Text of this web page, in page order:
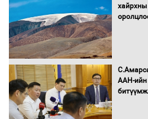
хайрхны
ААН-ийн